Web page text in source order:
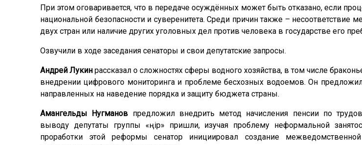
При этом оговаривается, что в передаче осуждённых может быть отказано, если
национальной безопасности и суверенитета. Среди причин также – несоответствие
двух стран или наличие других уголовных дел против человека в государстве его
Озвучили в ходе заседания сенаторы и свои депутатские запросы.
Андрей Лукин рассказал о сложностях сферы водного хозяйства, в том числе
внедрении цифрового мониторинга и проблеме бесхозных водоемов. Он
направленных на наведение порядка и защиту бюджета страны.
Амангельды Нугманов предложил внедрить метод начисления пенсии по
выводу депутаты группы «Өңір» пришли, изучая проблему неформальной
проработки этой реформы сенатор инициировал создание